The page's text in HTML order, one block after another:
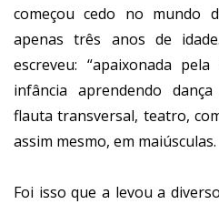
começou cedo no mundo
apenas três anos de
escreveu: “apaixonada
infância aprendendo
flauta transversal, teatro,
assim mesmo, em maiúsculas.
Foi isso que a levou a